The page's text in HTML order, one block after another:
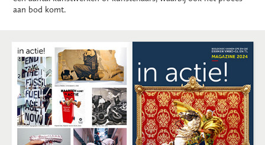
aan bod komt.